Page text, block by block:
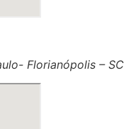
Florianópolis – SC